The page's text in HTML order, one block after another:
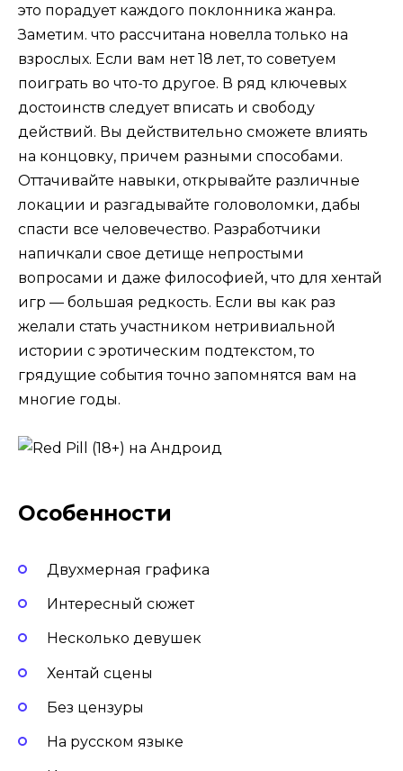
это порадует каждого поклонника жанра.
Заметим. что рассчитана новелла только на
взрослых. Если вам нет 18 лет, то советуем
поиграть во что-то другое. В ряд ключевых
достоинств следует вписать и свободу
действий. Вы действительно сможете влиять
на концовку, причем разными способами.
Оттачивайте навыки, открывайте различные
локации и разгадывайте головоломки, дабы
спасти все человечество. Разработчики
напичкали свое детище непростыми
вопросами и даже философией, что для хентай
игр — большая редкость. Если вы как раз
желали стать участником нетривиальной
истории с эротическим подтекстом, то
грядущие события точно запомнятся вам на
многие годы.
Особенности
Двухмерная графика
Интересный сюжет
Несколько девушек
Хентай сцены
Без цензуры
На русском языке